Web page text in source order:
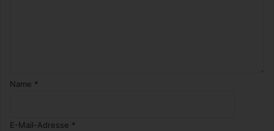
Name *
E-Mail-Adresse *